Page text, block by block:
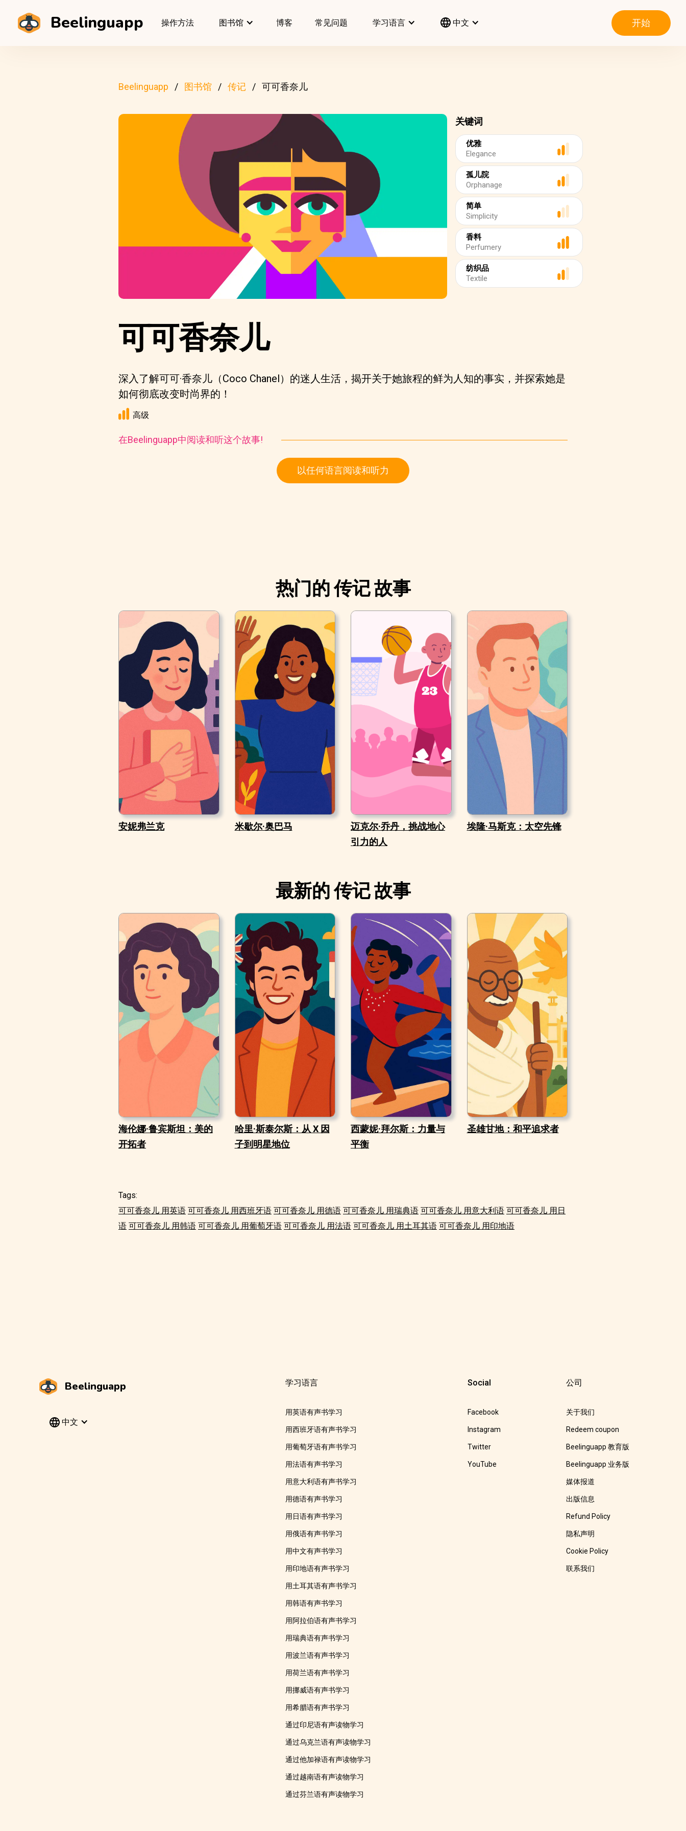
Beelinguapp 操作方法 图书馆 博客 常见问题 学习语言 中文 开始
Beelinguapp 图书馆 传记 可可香奈儿
关键词
优雅
Elegance
孤儿院
Orphanage
简单
Simplicity
香料
Perfumery
纺织品
Textile
可可香奈儿
深入了解可可·香奈儿（Coco Chanel）的迷人生活，揭开关于她旅程的鲜为人知的事实，并探索她是
如何彻底改变时尚界的！
高级
在Beelinguapp中阅读和听这个故事!
以任何语言阅读和听力
热门的 传记 故事
安妮弗兰克 米歇尔·奥巴马
迈克尔·乔丹，挑战地心
引力的人
埃隆·马斯克：太空先锋
最新的 传记 故事
海伦娜·鲁宾斯坦：美的
开拓者
哈里·斯泰尔斯：从 X 因
子到明星地位
西蒙妮·拜尔斯：力量与
平衡
圣雄甘地：和平追求者
Tags:
可可香奈儿 用英语 可可香奈儿 用西班牙语 可可香奈儿 用德语 可可香奈儿 用瑞典语 可可香奈儿 用意大利语 可可香奈儿 用日
语 可可香奈儿 用韩语 可可香奈儿 用葡萄牙语 可可香奈儿 用法语 可可香奈儿 用土耳其语 可可香奈儿 用印地语
Beelinguapp
中文
学习语言
用英语有声书学习
用西班牙语有声书学习
用葡萄牙语有声书学习
用法语有声书学习
用意大利语有声书学习
用德语有声书学习
用日语有声书学习
用俄语有声书学习
用中文有声书学习
用印地语有声书学习
用土耳其语有声书学习
用韩语有声书学习
用阿拉伯语有声书学习
用瑞典语有声书学习
用波兰语有声书学习
用荷兰语有声书学习
用挪威语有声书学习
用希腊语有声书学习
通过印尼语有声读物学习
通过乌克兰语有声读物学习
通过他加禄语有声读物学习
通过越南语有声读物学习
通过芬兰语有声读物学习
Social
Facebook
Instagram
Twitter
YouTube
公司
关于我们
Redeem coupon
Beelinguapp 教育版
Beelinguapp 业务版
媒体报道
出版信息
Refund Policy
隐私声明
Cookie Policy
联系我们